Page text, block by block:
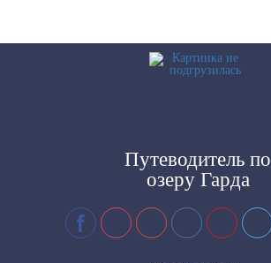
Путеводитель по
озеру Гарда